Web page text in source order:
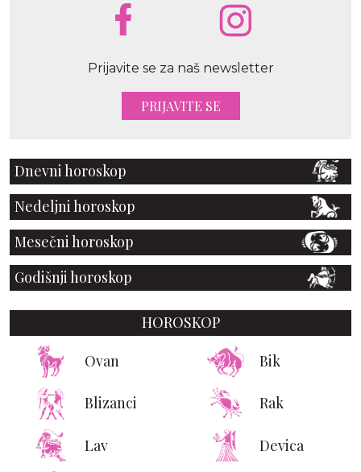
Prijavite se za naš newsletter
PRIJAVITE SE
Dnevni horoskop
Nedeljni horoskop
Mesečni horoskop
Godišnji horoskop
HOROSKOP
Ovan Bik
Blizanci Rak
Lav Devica